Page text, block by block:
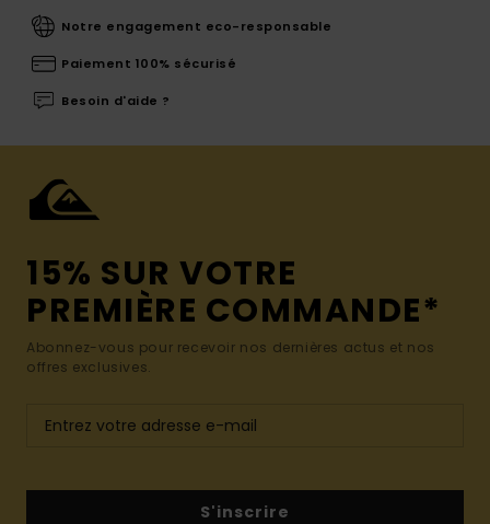
Notre engagement eco-responsable
Paiement 100% sécurisé
Besoin d'aide ?
15% SUR VOTRE
PREMIÈRE COMMANDE*
Abonnez-vous pour recevoir nos dernières actus et nos
offres exclusives.
S'inscrire